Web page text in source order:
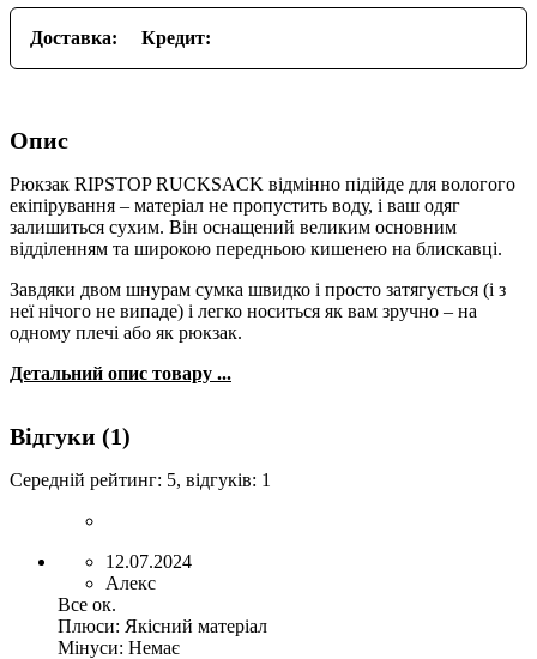
Доставка: Кредит:
Опис
Рюкзак RIPSTOP RUCKSACK відмінно підійде для вологого
екіпірування – матеріал не пропустить воду, і ваш одяг
залишиться сухим. Він оснащений великим основним
відділенням та широкою передньою кишенею на блискавці.
Завдяки двом шнурам сумка швидко і просто затягується (і з
неї нічого не випаде) і легко носиться як вам зручно – на
одному плечі або як рюкзак.
Детальний опис товару ...
Відгуки (1)
Середній рейтинг: 5, відгуків: 1
12.07.2024
Алекс
Все ок.
Плюси: Якісний матеріал
Мінуси: Немає